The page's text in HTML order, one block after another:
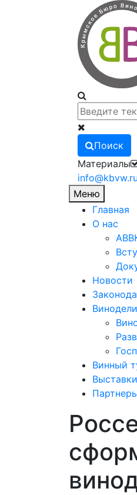
Поиск
Материалы
info@kbvw.ru
Меню
Главная
О нас
Новости
Винный
Выставки